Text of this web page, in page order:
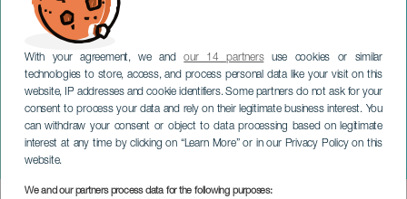
With your agreement, we andour 14 partnersuse cookies or similar
technologies to store, access, and process personal data like your visit on this
website, IP addresses and cookie identifiers. Some partners do not ask for your
consent to process your data and rely on their legitimate business interest. You
can withdraw your consent or object to data processing based on legitimate
interest at any time by clicking on “Learn More” or in our Privacy Policy on this
website.
We and our partners process data for the following purposes:
Weihnachtsmarkt für
Kunsthandwerk
GRAN CANARIA